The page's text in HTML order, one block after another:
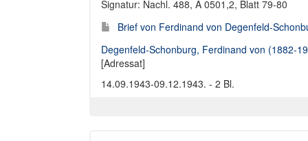
Signatur: Nachl. 488, A 0501,2, Blatt 79-80
Brief von Ferdinand von Degenfeld-
Degenfeld-Schonburg, Ferdinand von (1882-
[Adressat]
14.09.1943-09.12.1943. - 2 Bl.